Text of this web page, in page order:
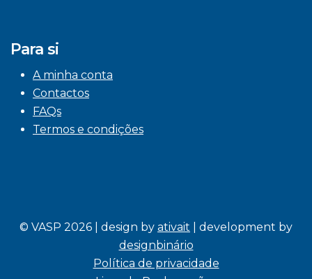
Para si
A minha conta
Contactos
FAQs
Termos e condições
© VASP 2026 | design by ativait | development by
designbinário
Política de privacidade